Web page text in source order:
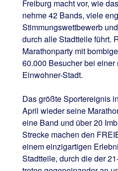
Freiburg macht vor, wie
nehme 42 Bands, viele
Stimmungswettbewerb
durch alle Stadtteile führt.
Marathonparty mit
60.000 Besucher bei einer
Einwohner-Stadt.
Das größte Sportereignis
April wieder seine
eine Band und über 20
Strecke machen den
einem einzigartigen
Stadtteile, durch die der